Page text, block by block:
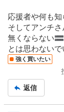
応援者や何も知
そしてアンチさ
無くならない
とは思わない
強く買いたい
返信